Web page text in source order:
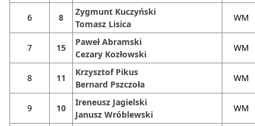
6 8
Zygmunt Kuczyński
Tomasz Lisica
WM
7 15
Paweł Abramski
Cezary Kozłowski
WM
8 11
Krzysztof Pikus
Bernard Pszczoła
WM
9 10
Ireneusz Jagielski
Janusz Wróblewski
WM